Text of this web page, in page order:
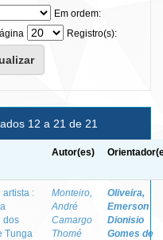
Em ordem:
Registro(s):
12 a 21 de 21
Autor(es)
artista :
dos
Tunga
Monteiro,
André
Camargo
Thomé
Oliveira,
Emerson
Dionisio
Gomes de